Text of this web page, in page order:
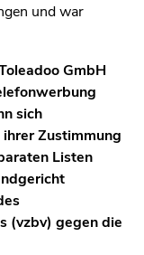
und war
GmbH
sich
Zustimmung
Listen
(vzbv) gegen die